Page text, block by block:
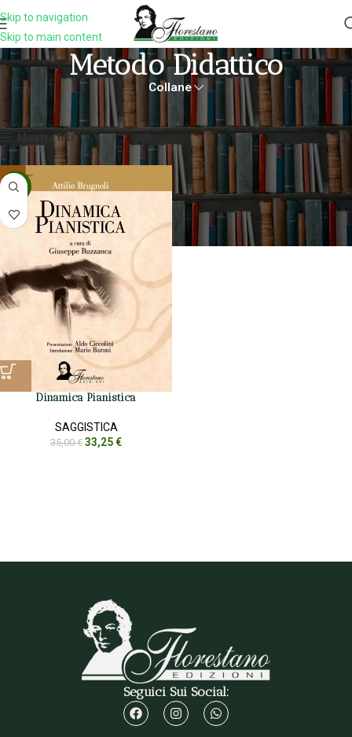
Skip to navigation
Skip to main content
Metodo Didattico
Collane
Prodotti taggati “metodo didattico” Visualizzazione del risultato
Mostra filtri
-5%
Dinamica Pianistica
SAGGISTICA
35,00€ 33,25€
Seguici Sui Social: